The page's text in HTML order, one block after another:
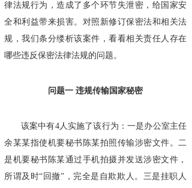
律法规行为，造成了多个环节失泄密，给国家安
全和利益带来损害。对照新修订保密法和相关法
规，我们条分缕析该案件，看看相关责任人存在
哪些违反保密法律法规的问题。
问题一 违规传输国家秘密
该案中有4人实施了该行为：一是办公室主任
余某某指使机要秘书陈某拍照传输涉密文件。二
是机要秘书陈某通过手机拍摄并发送涉密文件，
所谓及时“回撤”，完全是自欺欺人。三是挂职人